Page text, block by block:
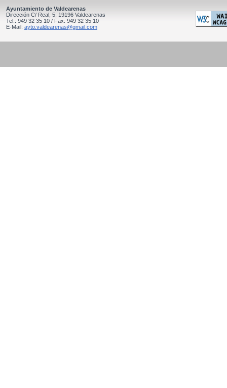
Ayuntamiento de Valdearenas
Dirección C/ Real, 5, 19196 Valdearenas
Tel.: 949 32 35 10 / Fax: 949 32 35 10
E-Mail: ayto.valdearenas@gmail.com